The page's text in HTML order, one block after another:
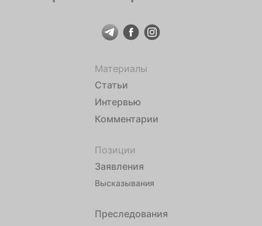
Материалы
Статьи
Интервью
Комментарии
Позиции
Заявления
Высказывания
Преследования